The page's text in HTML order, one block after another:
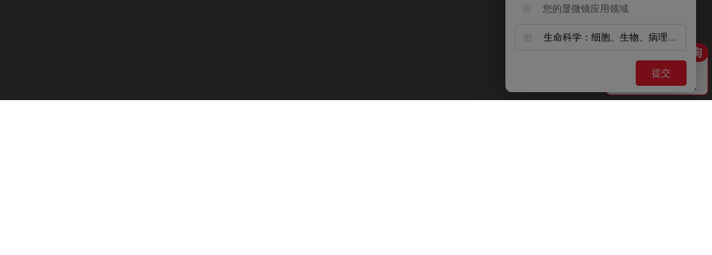
您的显微镜应用领域
生命科学：细胞、生物、病理、神经等
提交